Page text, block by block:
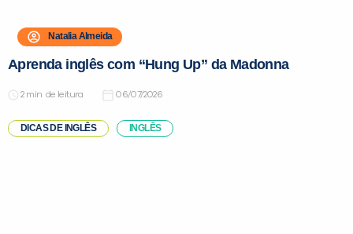
Natalia Almeida
Aprenda inglês com “Hung Up” da Madonna
de leitura 06/07/2026
DICAS DE INGLÊS INGLÊS